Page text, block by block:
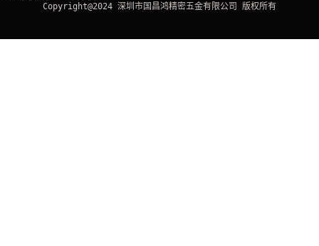
Copyright@2024 深圳市国昌鸿精密五金有限公司 版权所有